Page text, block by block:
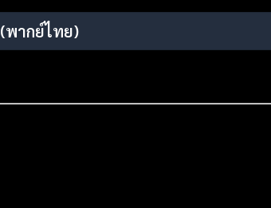
(พากย์ไทย)